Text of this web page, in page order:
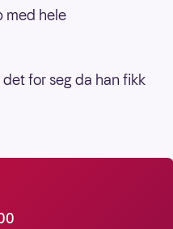
med hele
for seg da han fikk